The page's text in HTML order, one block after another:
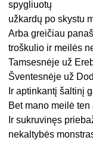
spygliuotų
užkardų po skystu
Arba greičiau
troškulio ir meilės
Tamsesnėje už
Šventesnėje už
Ir aptinkantį šaltinį
Bet mano meilė
Ir sukruvinęs
nekaltybės